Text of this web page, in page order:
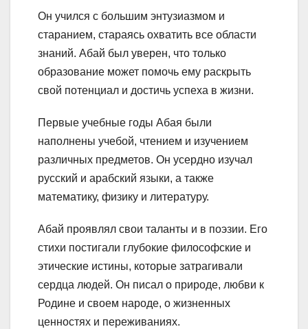
Он учился с большим энтузиазмом и
старанием, стараясь охватить все области
знаний. Абай был уверен, что только
образование может помочь ему раскрыть
свой потенциал и достичь успеха в жизни.
Первые учебные годы Абая были
наполнены учебой, чтением и изучением
различных предметов. Он усердно изучал
русский и арабский языки, а также
математику, физику и литературу.
Абай проявлял свои таланты и в поэзии. Его
стихи постигали глубокие философские и
этические истины, которые затрагивали
сердца людей. Он писал о природе, любви к
Родине и своем народе, о жизненных
ценностях и переживаниях.